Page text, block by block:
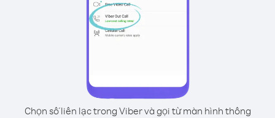
Chọn số liên lạc trong Viber và gọi từ màn hình thông